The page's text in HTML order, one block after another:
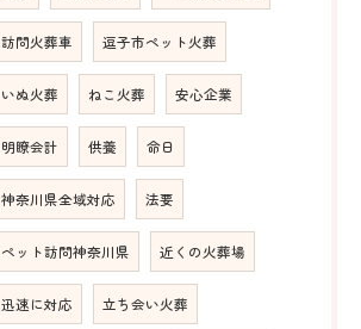
訪問火葬車 逗子市ペット火葬
いぬ火葬 ねこ火葬 安心企業
明瞭会計 供養 命日
神奈川県全域対応 法要
ペット訪問神奈川県 近くの火葬場
迅速に対応 立ち会い火葬